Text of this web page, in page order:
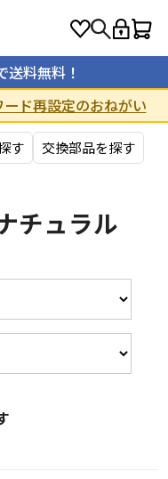
料無料！
ド再設定のおねがい
す 交換部品を探す
チュラル